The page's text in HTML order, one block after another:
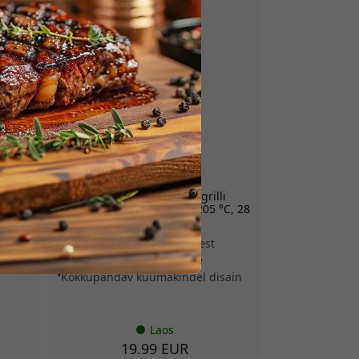
x
HERQS114
herQs Grounder Mighty
kuumakindel matt lõkke ja grilli
jaoks, kuumakindel kuni 1205 °C, 28
x 28 cm õues
Kaitseb pindu kuumuse eest
Tuleasemetele ja grillidele
Kokkupandav kuumakindel disain
Laos
19.99 EUR